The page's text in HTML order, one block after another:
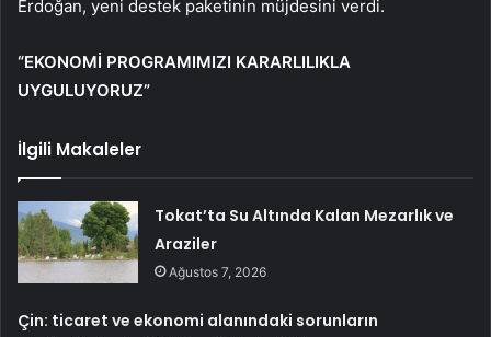
Erdoğan, yeni destek paketinin müjdesini verdi.
“EKONOMİ PROGRAMIMIZI KARARLILIKLA
UYGULUYORUZ”
İlgili Makaleler
Tokat’ta Su Altında Kalan Mezarlık ve
Araziler
Ağustos 7, 2026
Çin: ticaret ve ekonomi alanındaki sorunların